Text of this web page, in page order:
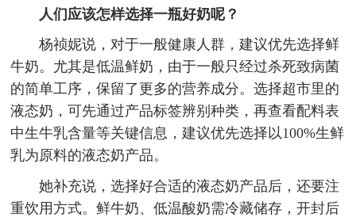
人们应该怎样选择一瓶好奶呢？
杨祯妮说，对于一般健康人群，建议优先选择鲜
牛奶。尤其是低温鲜奶，由于一般只经过杀死致病菌
的简单工序，保留了更多的营养成分。选择超市里的
液态奶，可先通过产品标签辨别种类，再查看配料表
中生牛乳含量等关键信息，建议优先选择以100%生鲜
乳为原料的液态奶产品。
她补充说，选择好合适的液态奶产品后，还要注
重饮用方式。鲜牛奶、低温酸奶需冷藏储存，开封后